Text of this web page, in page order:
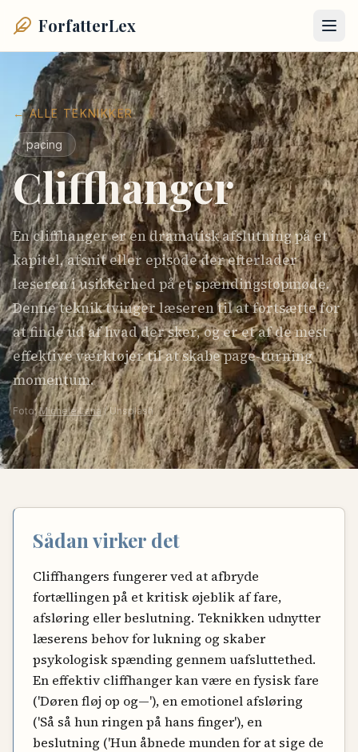
ForfatterLex
← ALLE TEKNIKKER
pacing
Cliffhanger
En cliffhanger er en dramatisk afslutning på et
kapitel, afsnit eller episode der efterlader
læseren i usikkerhed på et spændingstopmøde.
Denne teknik tvinger læseren til at fortsætte for
at finde ud af hvad der sker, og er et af de mest
effektive værktøjer til at skabe page-turning
momentum.
Foto:Michele Lana/ Unsplash
Sådan virker det
Cliffhangers fungerer ved at afbryde
fortællingen på et kritisk øjeblik af fare,
afsløring eller beslutning. Teknikken udnytter
læserens behov for lukning og skaber
psykologisk spænding gennem uafsluttethed.
En effektiv cliffhanger kan være en fysisk fare
('Døren fløj op og—'), en emotionel afsløring
('Så så hun ringen på hans finger'), en
beslutning ('Hun åbnede munden for at sige de